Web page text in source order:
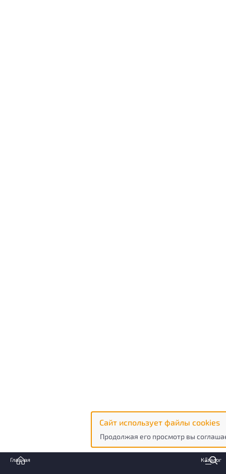
Сайт использует файлы cookies
Продолжая его просмотр вы
Главная Каталог